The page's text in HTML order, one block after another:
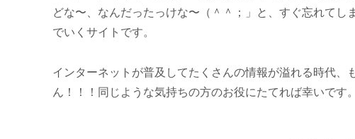
どな〜、なんだったっけな〜（＾＾；」と、すぐ忘れて
でいくサイトです。
インターネットが普及してたくさんの情報が溢れる時代
ん！！！同じような気持ちの方のお役にたてれば幸いです。